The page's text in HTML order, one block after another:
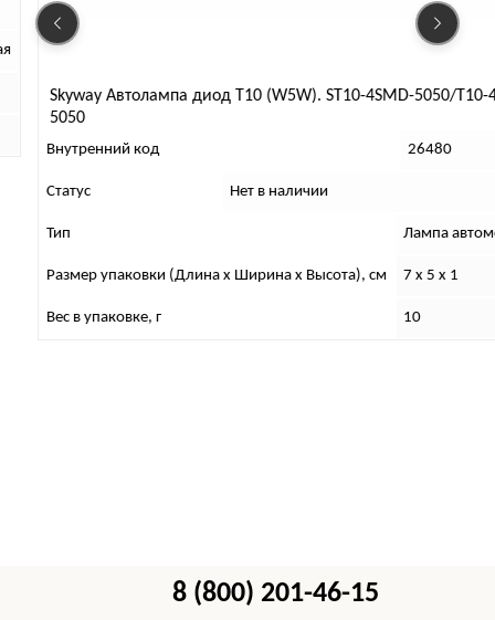
Skyway Автолампа диод T10 (W5W). ST10-4SMD-5050/T10-
5050
Внутренний код 26480
Статус Нет в наличии
Тип Лампа
Размер упаковки (Длина х Ширина х Высота), см 7 x 5 x 1
Вес в упаковке, г 10
8 (800) 201-46-15